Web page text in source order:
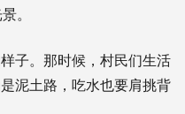
。
。那时候，村民们生活
泥土路，吃水也要肩挑背